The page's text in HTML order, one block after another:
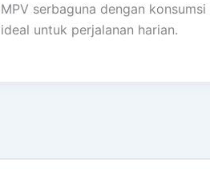
MPV serbaguna dengan konsumsi
ideal untuk perjalanan harian.